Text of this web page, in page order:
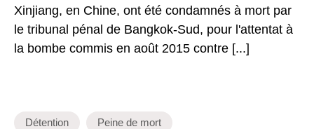
Xinjiang, en Chine, ont été condamnés à mort par
le tribunal pénal de Bangkok-Sud, pour l'attentat à
la bombe commis en août 2015 contre [...]
Détention Peine de mort